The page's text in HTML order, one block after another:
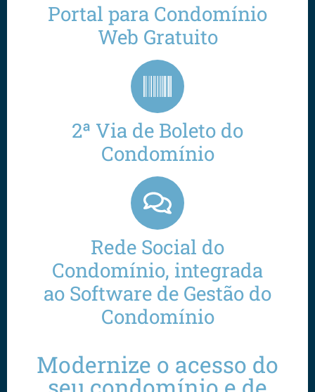
Portal para Condomínio
Web Gratuito
2ª Via de Boleto do
Condomínio
Rede Social do
Condomínio, integrada
ao Software de Gestão do
Condomínio
Modernize o acesso do